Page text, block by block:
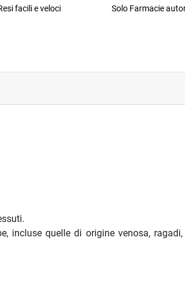
facili e veloci Solo Farmacie
quelle di origine venosa,